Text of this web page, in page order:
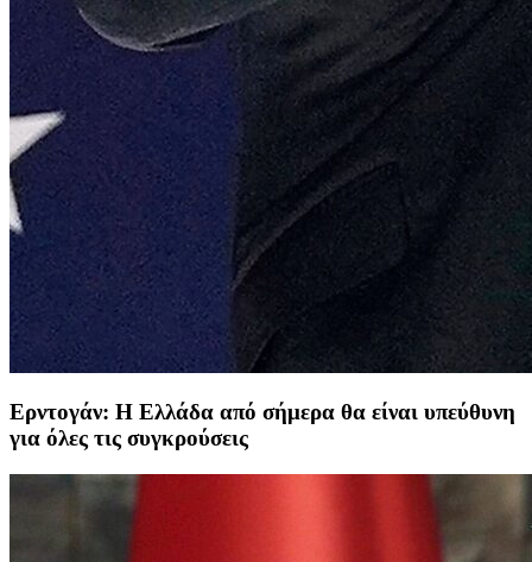
Ερντογάν: H Eλλάδα από σήμερα θα είναι υπεύθυνη
για όλες τις συγκρούσεις